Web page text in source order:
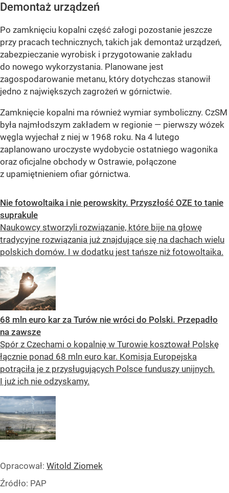
Demontaż urządzeń
Po zamknięciu kopalni część załogi pozostanie jeszcze
przy pracach technicznych, takich jak demontaż urządzeń,
zabezpieczanie wyrobisk i przygotowanie zakładu
do nowego wykorzystania. Planowane jest
zagospodarowanie metanu, który dotychczas stanowił
jedno z największych zagrożeń w górnictwie.
Zamknięcie kopalni ma również wymiar symboliczny. CzSM
była najmłodszym zakładem w regionie — pierwszy wózek
węgla wyjechał z niej w 1968 roku. Na 4 lutego
zaplanowano uroczyste wydobycie ostatniego wagonika
oraz oficjalne obchody w Ostrawie, połączone
z upamiętnieniem ofiar górnictwa.
Nie fotowoltaika i nie perowskity. Przyszłość OZE to tanie
suprakule
Naukowcy stworzyli rozwiązanie, które bije na głowę
tradycyjne rozwiązania już znajdujące się na dachach wielu
polskich domów. I w dodatku jest tańsze niż fotowoltaika.
68 mln euro kar za Turów nie wróci do Polski. Przepadło
na zawsze
Spór z Czechami o kopalnię w Turowie kosztował Polskę
łącznie ponad 68 mln euro kar. Komisja Europejska
potrąciła je z przysługujących Polsce funduszy unijnych.
I już ich nie odzyskamy.
Opracował: Witold Ziomek
Źródło: PAP